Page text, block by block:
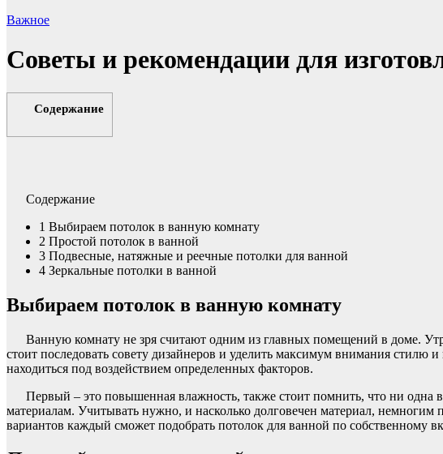
Важное
Советы и рекомендации для
Содержание
Содержание
1 Выбираем потолок в ванную комнату
2 Простой потолок в ванной
3 Подвесные, натяжные и реечные потолки для ванной
4 Зеркальные потолки в ванной
Выбираем потолок в ванную комнату
Ванную комнату не зря считают одним из главных помещений в доме.
стоит последовать совету дизайнеров и уделить максимум внимания стилю
находиться под воздействием определенных факторов.
Первый – это повышенная влажность, также стоит помнить, что ни одна
материалам. Учитывать нужно, и насколько долговечен материал,
вариантов каждый сможет подобрать потолок для ванной по собственному